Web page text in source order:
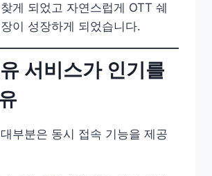
게 되었고 자연스럽게 OTT 쉐
이 성장하게 되었습니다.
서비스가 인기를
부분은 동시 접속 기능을 제공